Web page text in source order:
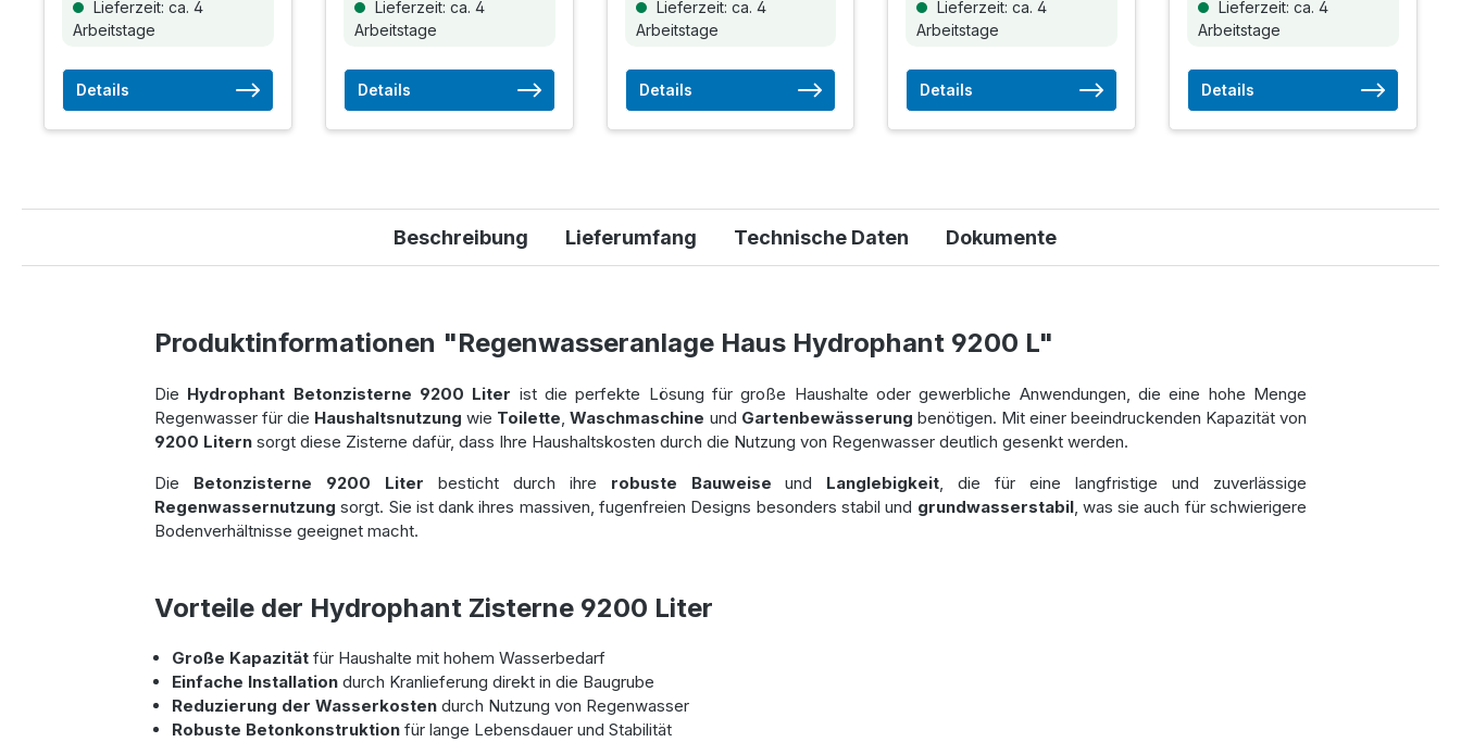
Lieferzeit: ca. 4
Arbeitstage
Details
Lieferzeit: ca. 4
Arbeitstage
Details
Lieferzeit: ca. 4
Arbeitstage
Details
Lieferzeit: ca. 4
Arbeitstage
Details
Lieferzeit: ca. 4
Arbeitstage
Details
Beschreibung Lieferumfang Technische Daten Dokumente
Produktinformationen "Regenwasseranlage Haus Hydrophant 9200 L"
Die Hydrophant Betonzisterne 9200 Liter ist die perfekte Lösung für große Haushalte oder gewerbliche Anwendungen, die eine hohe Menge
Regenwasser für die Haushaltsnutzung wie Toilette ,Waschmaschine und Gartenbewässerung benötigen. Mit einer beeindruckenden Kapazität von
9200 Litern sorgt diese Zisterne dafür, dass Ihre Haushaltskosten durch die Nutzung von Regenwasser deutlich gesenkt werden.
Die Betonzisterne 9200 Liter besticht durch ihre robuste Bauweise und Langlebigkeit , die für eine langfristige und zuverlässige
Regenwassernutzung sorgt. Sie ist dank ihres massiven, fugenfreien Designs besonders stabil und grundwasserstabil, was sie auch für schwierigere
Bodenverhältnisse geeignet macht.
Vorteile der Hydrophant Zisterne 9200 Liter
Große Kapazität für Haushalte mit hohem Wasserbedarf
Einfache Installation durch Kranlieferung direkt in die Baugrube
Reduzierung der Wasserkosten durch Nutzung von Regenwasser
Robuste Betonkonstruktion für lange Lebensdauer und Stabilität